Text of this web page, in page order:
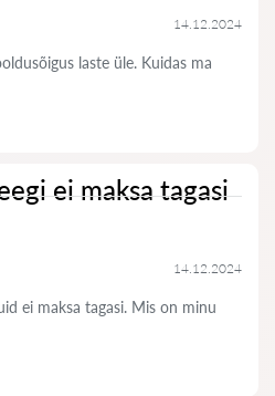
14.12.2024
laste üle. Kuidas ma
ei maksa tagasi
14.12.2024
ei maksa tagasi. Mis on minu